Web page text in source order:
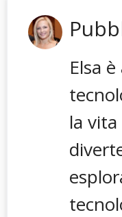
Elsa
la